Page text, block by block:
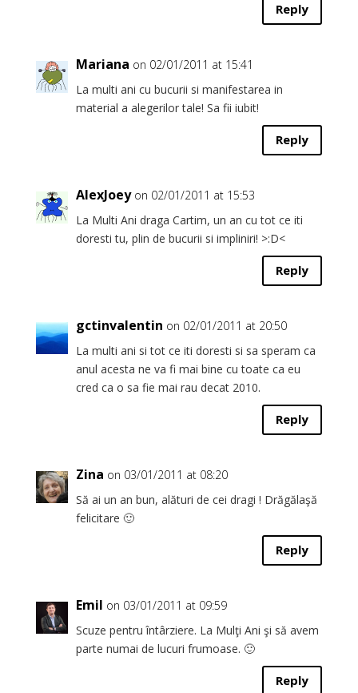
Reply
Mariana on 02/01/2011 at 15:41
La multi ani cu bucurii si manifestarea in
material a alegerilor tale! Sa fii iubit!
Reply
AlexJoey on 02/01/2011 at 15:53
La Multi Ani draga Cartim, un an cu tot ce iti
doresti tu, plin de bucurii si impliniri! >:D<
Reply
gctinvalentin on 02/01/2011 at 20:50
La multi ani si tot ce iti doresti si sa speram ca
anul acesta ne va fi mai bine cu toate ca eu
cred ca o sa fie mai rau decat 2010.
Reply
Zina on 03/01/2011 at 08:20
Să ai un an bun, alături de cei dragi ! Drăgălaşă
felicitare 🙂
Reply
Emil on 03/01/2011 at 09:59
Scuze pentru întârziere. La Mulţi Ani şi să avem
parte numai de lucuri frumoase. 🙂
Reply